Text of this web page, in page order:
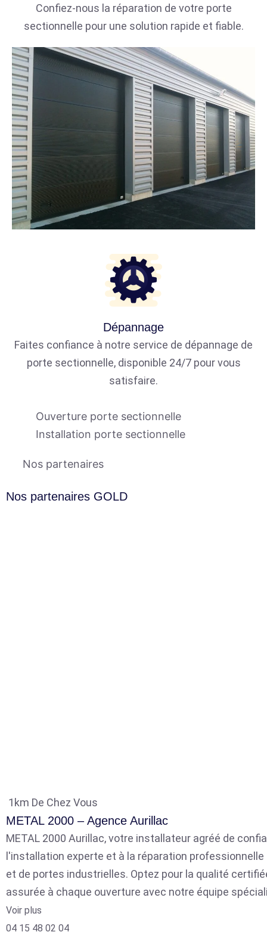
Confiez-nous la réparation de votre porte
sectionnelle pour une solution rapide et fiable.
Dépannage
Faites confiance à notre service de dépannage de
porte sectionnelle, disponible 24/7 pour vous
satisfaire.
Ouverture porte sectionnelle
Installation porte sectionnelle
Nos partenaires
Nos partenaires GOLD
1km De Chez Vous
METAL 2000 – Agence Aurillac
METAL 2000 Aurillac, votre installateur agréé de
l'installation experte et à la réparation
et de portes industrielles. Optez pour la qualité
assurée à chaque ouverture avec notre équipe
Voir plus
04 15 48 02 04